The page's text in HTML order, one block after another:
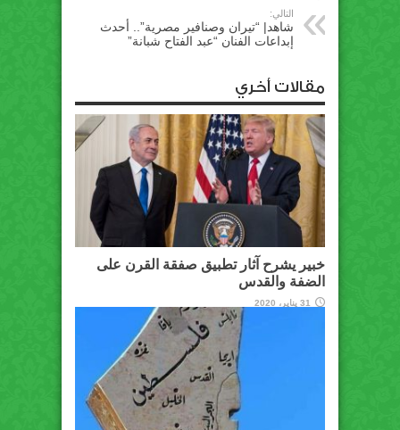
التالي:
شاهد| “تيران وصنافير مصرية”.. أحدث
إبداعات الفنان “عبد الفتاح شبانة”
مقالات أخري
خبير يشرح آثار تطبيق صفقة القرن على
الضفة والقدس
31 يناير، 2020